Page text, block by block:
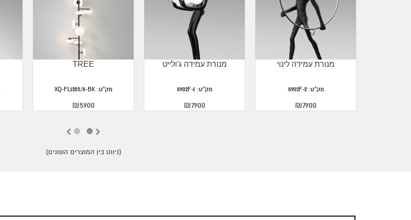
TREE
מק"ט: XQ-FL1205/8-BK
₪5900
מנורת עמידה ג'ולייט
מק"ט: 8902F-1
₪7900
מנורת עמידה לינוי
מק"ט: 8902F-2
₪7900
(ניווט בין המוצרים השונים)